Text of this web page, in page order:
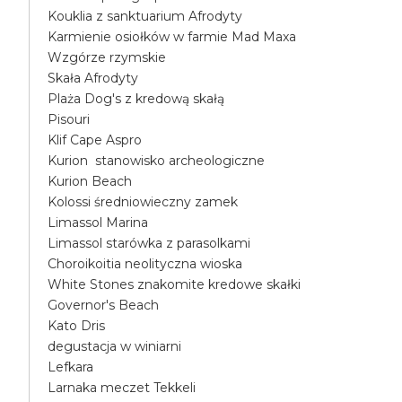
Kouklia z sanktuarium Afrodyty
Karmienie osiołków w farmie Mad Maxa
Wzgórze rzymskie
Skała Afrodyty
Plaża Dog's z kredową skałą
Pisouri
Klif Cape Aspro
Kurion stanowisko archeologiczne
Kurion Beach
Kolossi średniowieczny zamek
Limassol Marina
Limassol starówka z parasolkami
Choroikoitia neolityczna wioska
White Stones znakomite kredowe skałki
Governor's Beach
Kato Dris
degustacja w winiarni
Lefkara
Larnaka meczet Tekkeli